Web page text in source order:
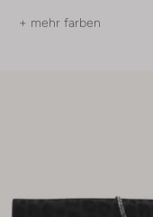
+ mehr farben